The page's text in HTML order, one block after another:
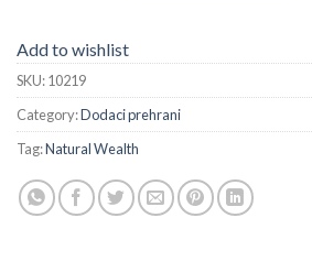
Add to wishlist
SKU:10219
Category:Dodaci prehrani
Tag:Natural Wealth